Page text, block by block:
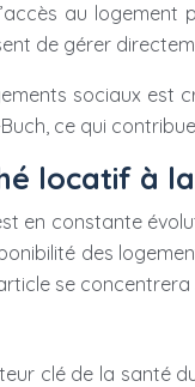
au
de gérer
sociaux est
ce qui
locatif à
en constante
des
se
clé de la